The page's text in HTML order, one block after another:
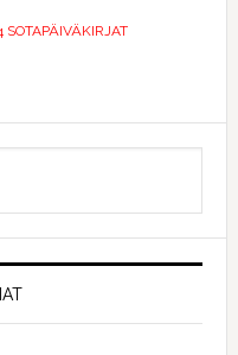
SOTAPÄIVÄKIRJAT